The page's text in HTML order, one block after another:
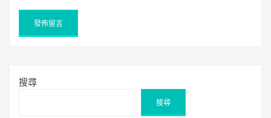
搜尋
搜尋